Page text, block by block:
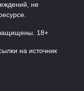
не
18+
на источник